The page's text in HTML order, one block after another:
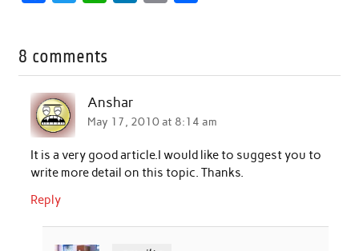
e
o
o
k
t
t
A
p
n
8 comments
Anshar
May 17, 2010 at 8:14 am
It is a very good article.I would like to suggest you to
write more detail on this topic. Thanks.
Reply